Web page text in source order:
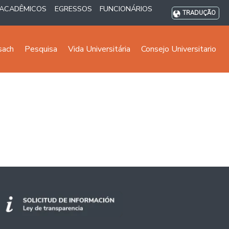
EGRESSOS FUNCIONÁRIOS TRADUÇÃO
Pesquisa Vida Universitária Consejo Universitario